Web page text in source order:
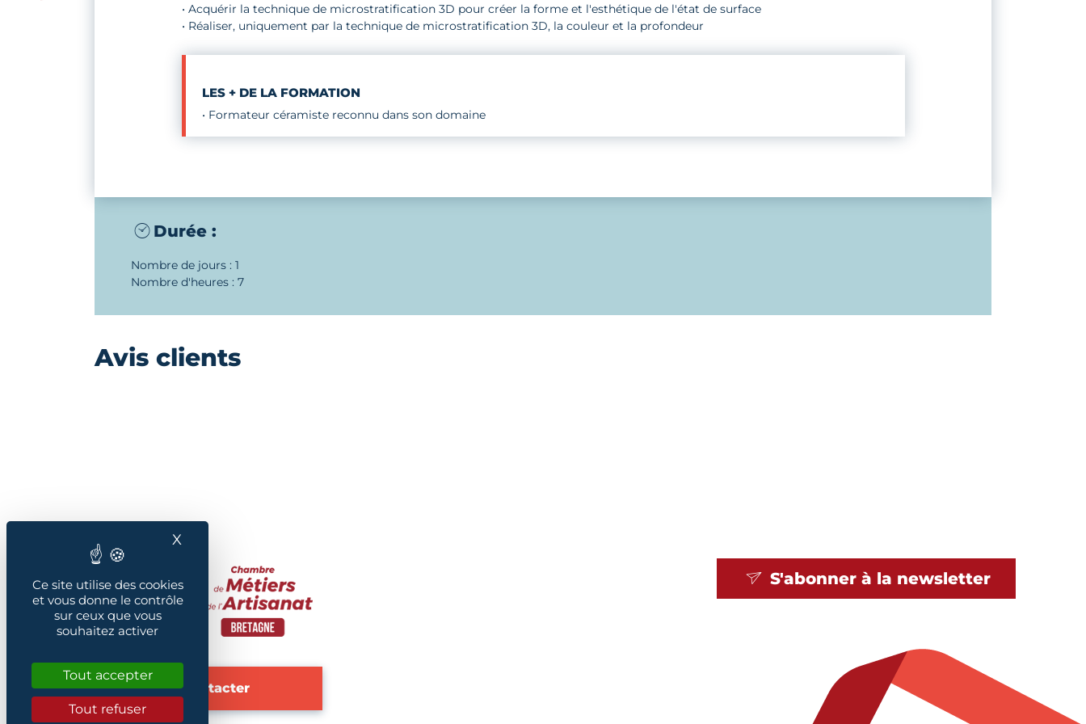
Ce site utilise des cookies
et vous donne le contrôle
sur ceux que vous
souhaitez activer
Tout accepter
Tout refuser
X
• Acquérir la technique de microstratification 3D pour créer la forme et l'esthétique de l'état de surface
• Réaliser, uniquement par la technique de microstratification 3D, la couleur et la profondeur
LES + DE LA FORMATION
• Formateur céramiste reconnu dans son domaine
Durée :
Nombre de jours : 1
Nombre d'heures : 7
Avis clients
Nous contacter
S'abonner à la newsletter